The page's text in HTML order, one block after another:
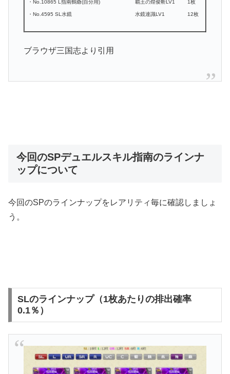
・No.10865 L指南鶴爺(自分用) 覇王の煌俊斬LV1 1枚
・No.4595 SL水鏡 水鏡達識LV1 12枚
ブラウザ三国志より引用
今回のSPデュエルスキル指南のラインナ
ップについて
今回のSPのラインナップをレアリティ毎に確認しましょ
う。
SLのラインナップ（1枚あたりの排出確率
0.1％）